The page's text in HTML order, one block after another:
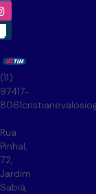
(11)
97417-
8061
Rua
Pinhal,
72,
Jardim
Sabiá,